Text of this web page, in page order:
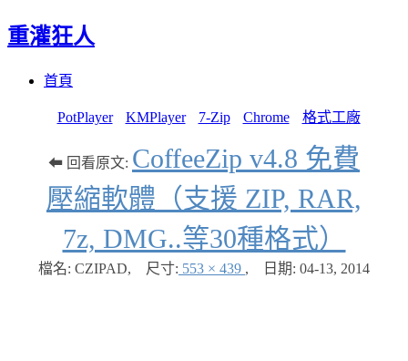
重灌狂人
首頁
PotPlayer KMPlayer 7-Zip Chrome 格式工廠
⬅ 回看原文: CoffeeZip v4.8 免費
壓縮軟體（支援 ZIP, RAR,
7z, DMG..等30種格式）
檔名: CZIPAD, 尺寸: 553 × 439 , 日期: 04-13, 2014